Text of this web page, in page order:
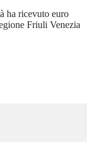
ha ricevuto euro
Friuli Venezia